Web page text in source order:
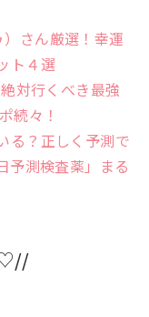
さん厳選！幸運
ト４選
対行くべき最強
続々！
る？正しく予測で
予測検査薬」まる
♡//